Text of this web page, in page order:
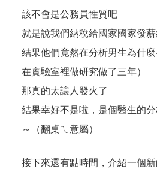
該不會是公務員性質吧
就是說我們納稅給國家國家發
結果他們竟然在分析男生為什
在實驗室裡做研究做了三年）
那真的太讓人發火了
結果幸好不是啦，是個醫生的
～（翻桌ㄟ意屬）
接下來還有點時間，介紹一個